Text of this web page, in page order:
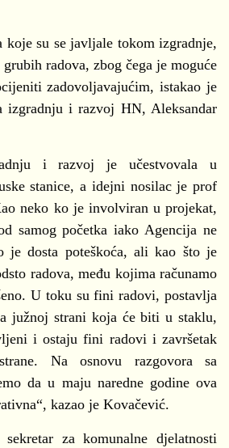
koje su se javljale tokom izgradnje,
radova, zbog čega je moguće
zadovoljavajućim, istakao je
izgradnju i razvoj HN, Aleksandar
i razvoj je učestvovala u
stanice, a idejni nosilac je prof
neko ko je involviran u projekat,
samog početka iako Agencija ne
je dosta poteškoća, ali kao što je
radova, među kojima računamo
U toku su fini radovi, postavlja
južnoj strani koja će biti u staklu,
i ostaju fini radovi i završetak
Na osnovu razgovora sa
da u maju naredne godine ova
kazao je Kovačević.
za komunalne djelatnosti